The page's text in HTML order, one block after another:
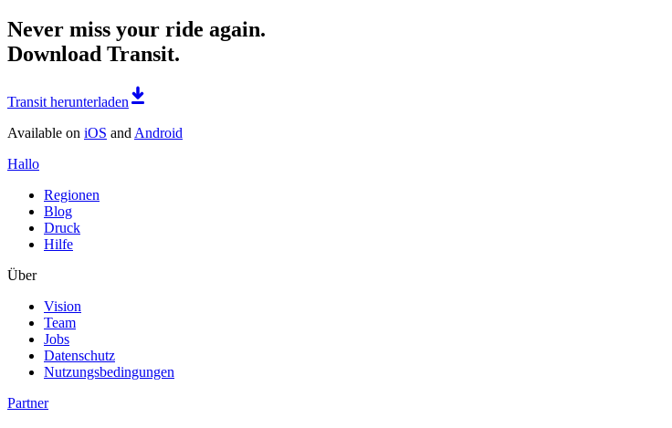
Never miss your ride again.
Download Transit.
Transit herunterladen
Available on iOS and Android
Hallo
Regionen
Blog
Druck
Hilfe
Über
Vision
Team
Jobs
Datenschutz
Nutzungsbedingungen
Partner